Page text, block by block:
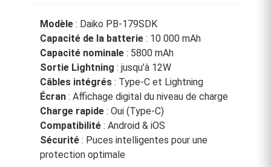
Modèle : Daiko PB-179SDK
Capacité de la batterie : 10 000 mAh
Capacité nominale : 5800 mAh
Sortie Lightning : jusqu’à 12W
Câbles intégrés : Type-C et Lightning
Écran : Affichage digital du niveau de charge
Charge rapide : Oui (Type-C)
Compatibilité : Android & iOS
Sécurité : Puces intelligentes pour une
protection optimale